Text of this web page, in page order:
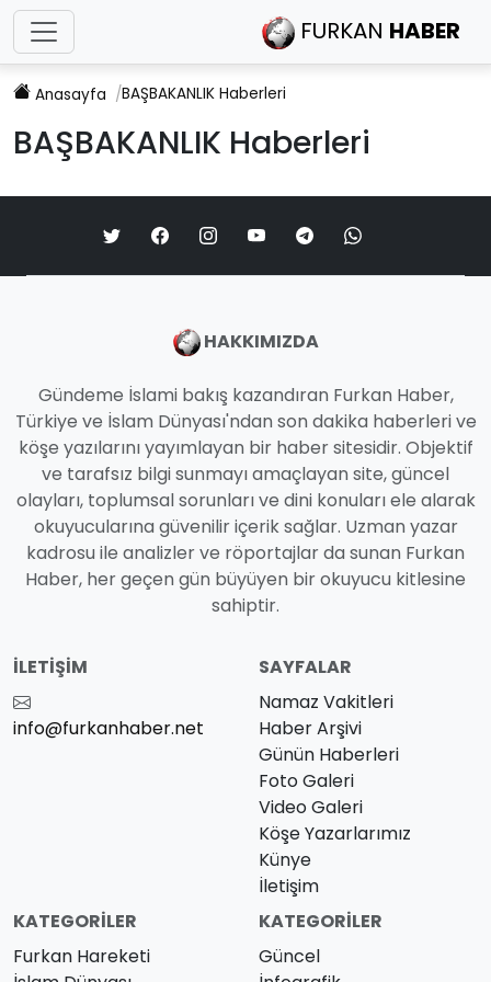
FURKAN HABER
Anasayfa BAŞBAKANLIK Haberleri
BAŞBAKANLIK Haberleri
HAKKIMIZDA
Gündeme İslami bakış kazandıran Furkan Haber,
Türkiye ve İslam Dünyası'ndan son dakika haberleri ve
köşe yazılarını yayımlayan bir haber sitesidir. Objektif
ve tarafsız bilgi sunmayı amaçlayan site, güncel
olayları, toplumsal sorunları ve dini konuları ele alarak
okuyucularına güvenilir içerik sağlar. Uzman yazar
kadrosu ile analizler ve röportajlar da sunan Furkan
Haber, her geçen gün büyüyen bir okuyucu kitlesine
sahiptir.
İLETIŞIM
info@furkanhaber.net
SAYFALAR
Namaz Vakitleri
Haber Arşivi
Günün Haberleri
Foto Galeri
Video Galeri
Köşe Yazarlarımız
Künye
İletişim
KATEGORILER
Furkan Hareketi
KATEGORILER
Güncel